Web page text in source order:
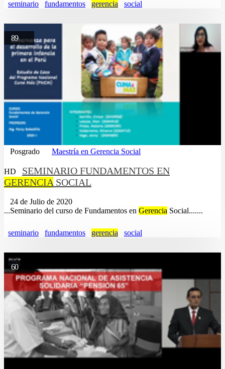
seminario fundamentos gerencia social
89
Posgrado Maestría en Gerencia Social
HD
SEMINARIO FUNDAMENTOS EN
GERENCIA SOCIAL
24 de Julio de 2020
...Seminario del curso de Fundamentos en Gerencia Social.......
seminario fundamentos gerencia social
60